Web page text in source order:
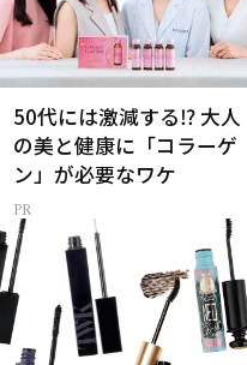
50代には激減する⁉ 大人
の美と健康に「コラーゲ
ン」が必要なワケ